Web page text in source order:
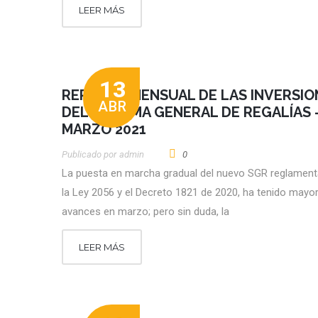
LEER MÁS
13
ABR
REPORTE MENSUAL DE LAS
DEL SISTEMA GENERAL DE REGALÍAS
MARZO 2021
Publicado por Admin 0
La puesta en marcha gradual del nuevo SGR
la Ley 2056 y el Decreto 1821 de 2020, ha tenido
avances en marzo; pero sin duda, la
LEER MÁS